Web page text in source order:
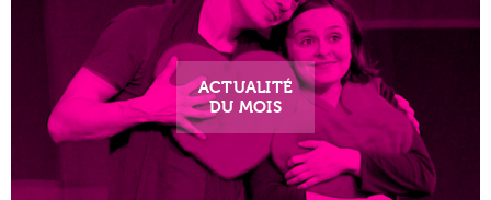
ACTUALITÉ
DU MOIS